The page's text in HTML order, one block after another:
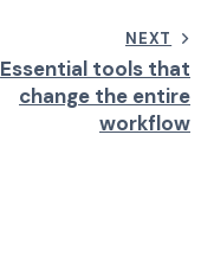
NEXT
Essential tools that
change the entire
workflow